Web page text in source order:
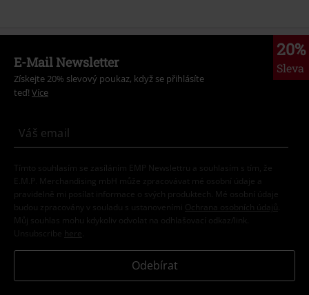
20%
Sleva
E-Mail Newsletter
Získejte 20% slevový poukaz, když se přihlásíte
teď! Více
Tímto souhlasím se zasíláním EMP Newslettru a souhlasím s tím, že
E.M.P. Merchandising mbH může zpracovávat mé osobní údaje a
pravidelně mi posílat informace o svých produktech. Mé osobní údaje
budou zpracovány v souladu s ustanoveními
Ochrana osobních údajů
Můj souhlas mohu kdykoliv odvolat na odhlašovací odkaz/link.
Unsubscribe here
Odebírat